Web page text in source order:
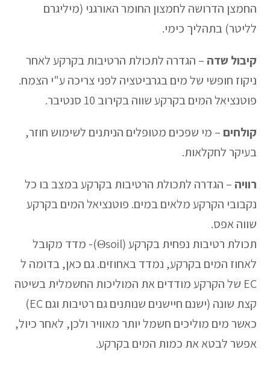
החמצן הדרושה לחמצון החומר האורגני (מיליגרם
לליטר) בתהליך כימי.
קיבול שדה – הגדרה לתכולת הרטיבות בקרקע לאחר
ניקוז חופשי של מים בגרביטציה לפני צריכה ע"י הצמח.
פוטנציאל המים בקרקע שווה בקירוב 10 סנטיבר.
קולחים – מי שפכים מטופלים הניתנים לשימוש חוזר,
בעיקר לחקלאות.
רוויה – הגדרה לתכולת הרטיבות בקרקע במצב בו כל
נקבובי הקרקע מלאים במים. פוטנציאל המים בקרקע
שווה אפס.
תכולת רטיבות נפחית בקרקע (Θsoil)- מדד מקובל
לאחוז המים בקרקע, נמדד באחוזים. גם כאן, בדומה ל
EC של הקרקע מודדים את המוליכות החשמלית בשיטה
קצת שונה (ישנם חיישנים שנותנים גם רטיבות וגם EC)
כאשר מים מוליכים חשמל יותר מאוויר ולכן, לאחר כיול,
אפשר לבטא את כמות המים בקרקע.